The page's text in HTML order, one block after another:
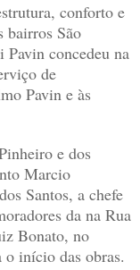
conforto e
bairros São
Pavin concedeu na
de
Pavin e às
e dos
Marcio
Santos, a chefe
da na Rua
Bonato, no
o início das obras.